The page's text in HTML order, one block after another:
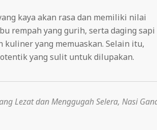
kaya akan rasa dan memiliki nilai
rempah yang gurih, serta daging sapi
kuliner yang memuaskan. Selain itu,
yang sulit untuk dilupakan.
Lezat dan Menggugah Selera, Nasi